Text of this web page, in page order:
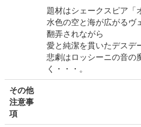
題材はシェークスピア「
水色の空と海が広がるヴ
翻弄されながら
愛と純潔を貫いたデスデ
悲劇はロッシーニの音の
く・・・。
その他
注意事
項